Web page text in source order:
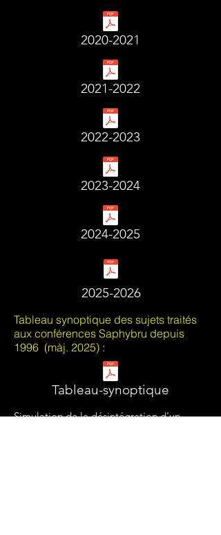
2020-2021
2021-2022
2022-2023
2023-2024
2024-2025
2025-2026
Tableau synoptique des sujets traités
aux conférences Saphybru depuis
1996 (màj. 2025) :
Tableau-synoptique
Simulation de la désintégration d'un